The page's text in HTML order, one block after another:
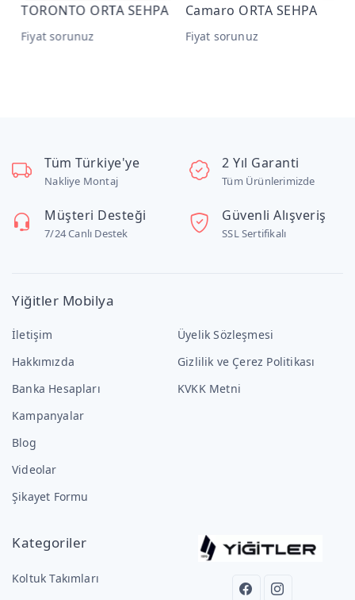
TORONTO ORTA SEHPA
Fiyat sorunuz
Camaro ORTA SEHPA
Fiyat sorunuz
Tüm Türkiye'ye
Nakliye Montaj
2 Yıl Garanti
Tüm Ürünlerimizde
Müşteri Desteği
7/24 Canlı Destek
Güvenli Alışveriş
SSL Sertifikalı
Yiğitler Mobilya
İletişim
Hakkımızda
Banka Hesapları
Kampanyalar
Blog
Videolar
Şikayet Formu
Üyelik Sözleşmesi
Gizlilik ve Çerez Politikası
KVKK Metni
Kategoriler
Koltuk Takımları